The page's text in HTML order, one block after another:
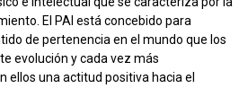
El PAI está concebido para
de pertenencia en el mundo que los
evolución y cada vez más
ellos una actitud positiva hacia el